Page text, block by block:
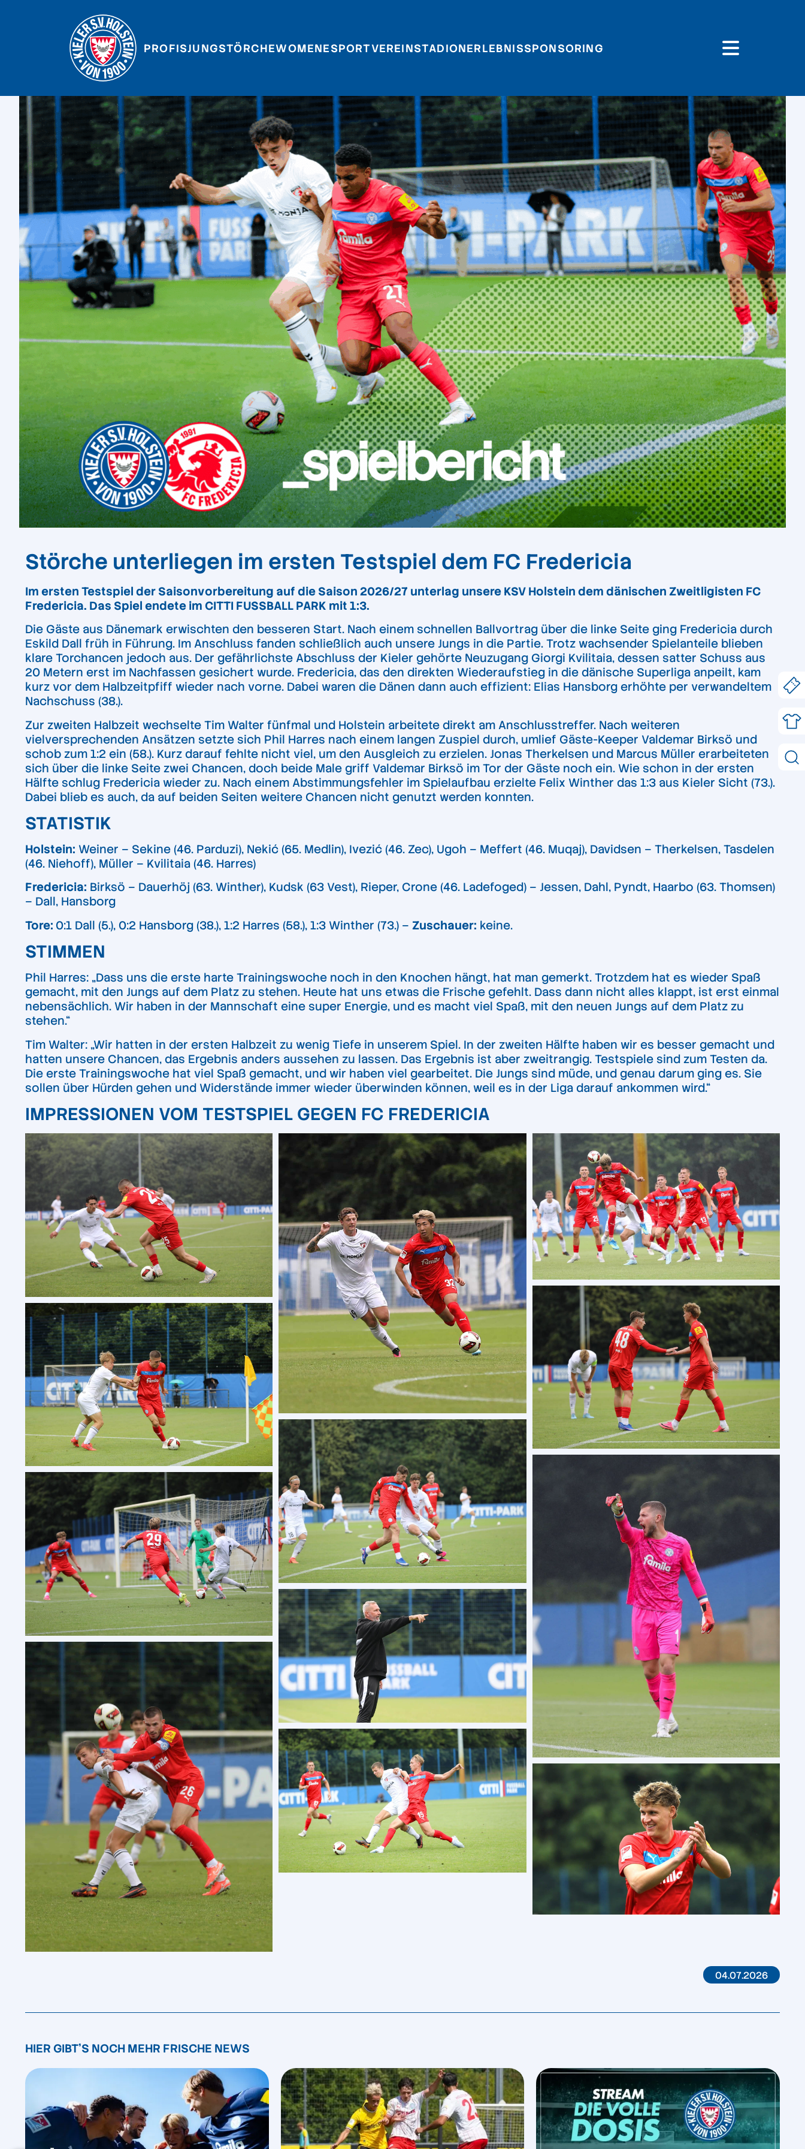
PROFISJUNGSTÖRCHEWOMENESPORTVEREINSTADIONERLEBNISSPONSORING
Störche unterliegen im ersten Testspiel dem FC Fredericia
Im ersten Testspiel der Saisonvorbereitung auf die Saison 2026/27 unterlag unsere KSV Holstein dem dänischen Zweitligisten FC
Fredericia. Das Spiel endete im CITTI FUSSBALL PARK mit 1:3.
Die Gäste aus Dänemark erwischten den besseren Start. Nach einem schnellen Ballvortrag über die linke Seite ging Fredericia durch
Eskild Dall früh in Führung. Im Anschluss fanden schließlich auch unsere Jungs in die Partie. Trotz wachsender Spielanteile blieben
klare Torchancen jedoch aus. Der gefährlichste Abschluss der Kieler gehörte Neuzugang Giorgi Kvilitaia, dessen satter Schuss aus
20 Metern erst im Nachfassen gesichert wurde. Fredericia, das den direkten Wiederaufstieg in die dänische Superliga anpeilt, kam
kurz vor dem Halbzeitpfiff wieder nach vorne. Dabei waren die Dänen dann auch effizient: Elias Hansborg erhöhte per verwandeltem
Nachschuss (38.).
Zur zweiten Halbzeit wechselte Tim Walter fünfmal und Holstein arbeitete direkt am Anschlusstreffer. Nach weiteren
vielversprechenden Ansätzen setzte sich Phil Harres nach einem langen Zuspiel durch, umlief Gäste-Keeper Valdemar Birksö und
schob zum 1:2 ein (58.). Kurz darauf fehlte nicht viel, um den Ausgleich zu erzielen. Jonas Therkelsen und Marcus Müller erarbeiteten
sich über die linke Seite zwei Chancen, doch beide Male griff Valdemar Birksö im Tor der Gäste noch ein. Wie schon in der ersten
Hälfte schlug Fredericia wieder zu. Nach einem Abstimmungsfehler im Spielaufbau erzielte Felix Winther das 1:3 aus Kieler Sicht (73.).
Dabei blieb es auch, da auf beiden Seiten weitere Chancen nicht genutzt werden konnten.
STATISTIK
Holstein: Weiner – Sekine (46. Parduzi), Nekić (65. Medlin), Ivezić (46. Zec), Ugoh – Meffert (46. Muqaj), Davidsen – Therkelsen, Tasdelen
(46. Niehoff), Müller – Kvilitaia (46. Harres)
Fredericia: Birksö – Dauerhöj (63. Winther), Kudsk (63 Vest), Rieper, Crone (46. Ladefoged) – Jessen, Dahl, Pyndt, Haarbo (63. Thomsen)
– Dall, Hansborg
Tore: 0:1 Dall (5.), 0:2 Hansborg (38.), 1:2 Harres (58.), 1:3 Winther (73.) – Zuschauer: keine.
STIMMEN
Phil Harres: „Dass uns die erste harte Trainingswoche noch in den Knochen hängt, hat man gemerkt. Trotzdem hat es wieder Spaß
gemacht, mit den Jungs auf dem Platz zu stehen. Heute hat uns etwas die Frische gefehlt. Dass dann nicht alles klappt, ist erst einmal
nebensächlich. Wir haben in der Mannschaft eine super Energie, und es macht viel Spaß, mit den neuen Jungs auf dem Platz zu
stehen.“
Tim Walter: „Wir hatten in der ersten Halbzeit zu wenig Tiefe in unserem Spiel. In der zweiten Hälfte haben wir es besser gemacht und
hatten unsere Chancen, das Ergebnis anders aussehen zu lassen. Das Ergebnis ist aber zweitrangig. Testspiele sind zum Testen da.
Die erste Trainingswoche hat viel Spaß gemacht, und wir haben viel gearbeitet. Die Jungs sind müde, und genau darum ging es. Sie
sollen über Hürden gehen und Widerstände immer wieder überwinden können, weil es in der Liga darauf ankommen wird.“
IMPRESSIONEN VOM TESTSPIEL GEGEN FC FREDERICIA
04.07.2026
HIER GIBT'S NOCH MEHR FRISCHE NEWS